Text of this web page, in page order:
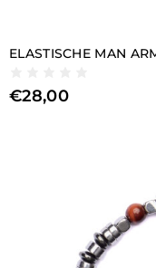
ELASTISCHE MAN
€28,00